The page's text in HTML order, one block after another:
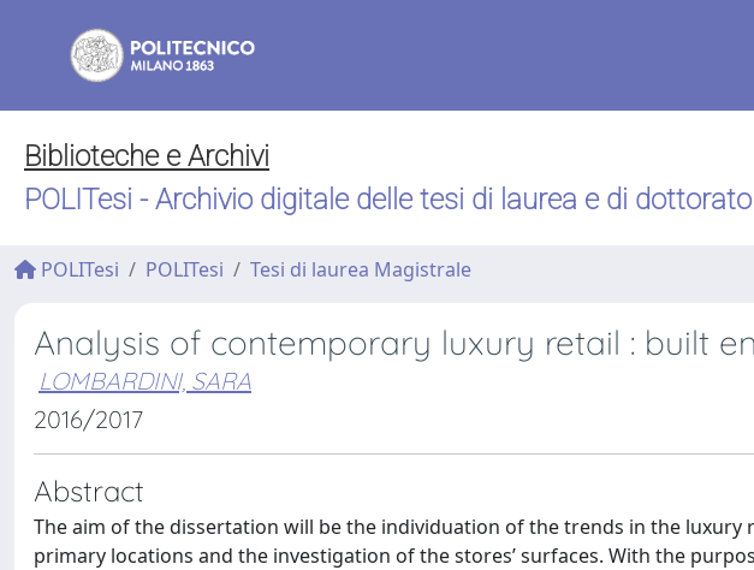
Biblioteche e Archivi
POLITesi - Archivio digitale delle tesi di laurea e di dottorato
POLITesi POLITesi Tesi di laurea Magistrale
Analysis of contemporary luxury retail : built
LOMBARDINI, SARA
2016/2017
Abstract
The aim of the dissertation will be the individuation of the trends in the
primary locations and the investigation of the stores’ surfaces. With the